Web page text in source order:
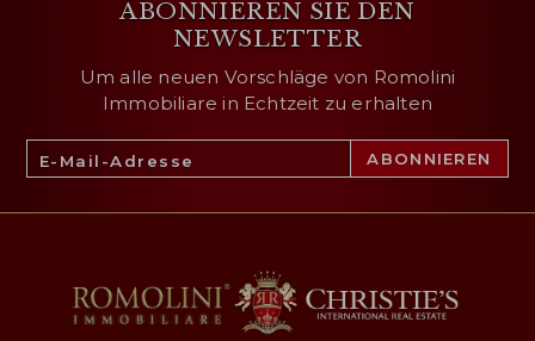
ABONNIEREN SIE DEN
NEWSLETTER
Um alle neuen Vorschläge von Romolini
Immobiliare in Echtzeit zu erhalten